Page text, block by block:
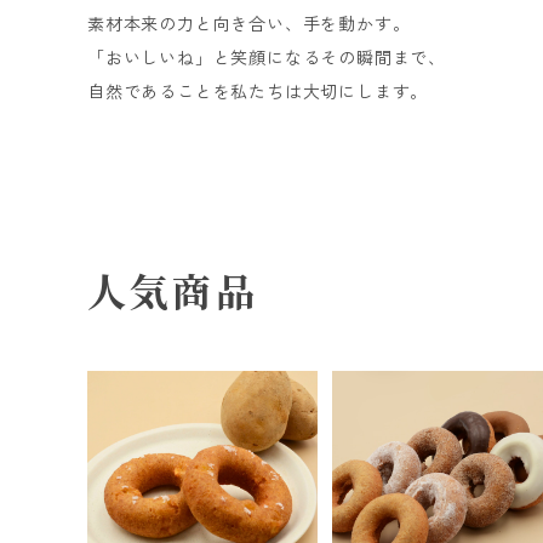
素材本来の力と向き合い、手を動かす。
「おいしいね」と笑顔になるその瞬間まで、
自然であることを私たちは大切にします。
人気商品